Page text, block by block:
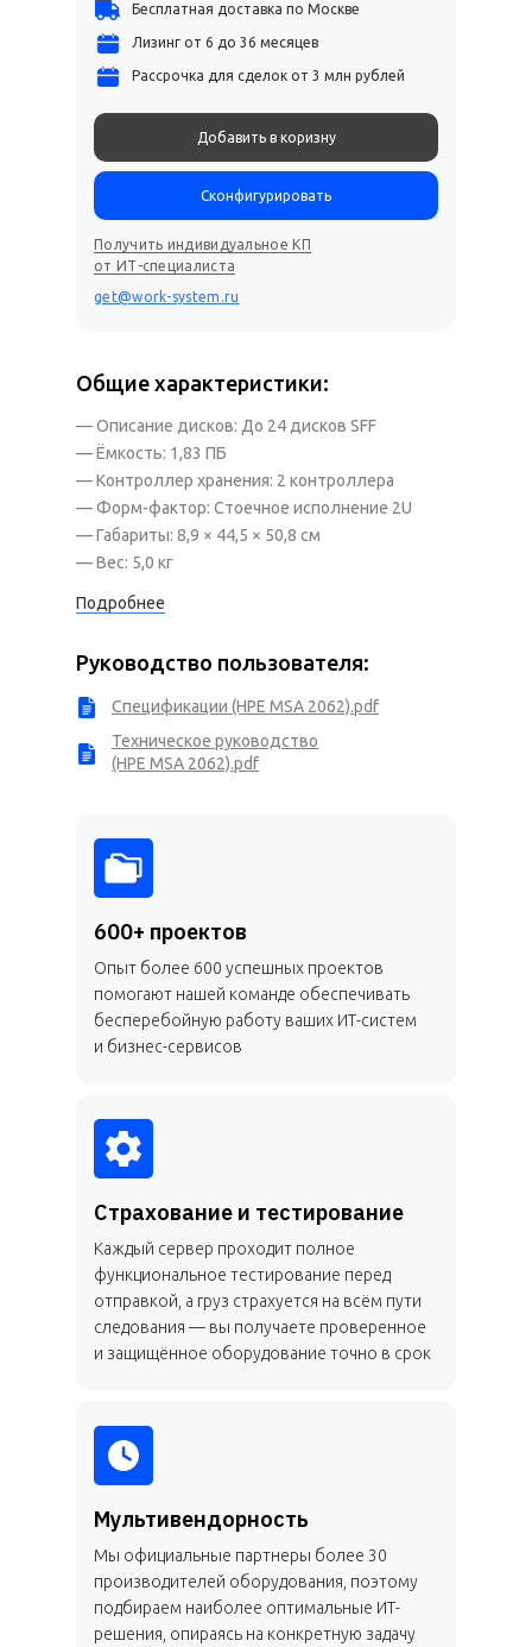
— Описание дисков: До 24 дисков SFF
— Ёмкость: 1,83 ПБ
— Контроллер хранения: 2 контроллера
— Форм-фактор: Стоечное исполнение 2U
— Габариты: 8,9 × 44,5 × 50,8 см
— Вес: 5,0 кг
Спецификации (HPE MSA 2062).pdf
Техническое руководство
(HPE MSA 2062).pdf
Подробнее
Общие характеристики:
Руководство пользователя:
Получить индивидуальное КП
от ИТ-специалиста
get@work-system.ru
Бесплатная доставка по Москве
Лизинг от 6 до 36 месяцев
Рассрочка для сделок от 3 млн рублей
Добавить в коризну
Сконфигурировать
600+ проектов
Опыт более 600 успешных проектов
помогают нашей команде обеспечивать
бесперебойную работу ваших ИТ-систем
и бизнес-сервисов
Страхование и тестирование
Каждый сервер проходит полное
функциональное тестирование перед
отправкой, а груз страхуется на всём пути
следования — вы получаете проверенное
и защищённое оборудование точно в срок
Мультивендорность
Мы официальные партнеры более 30
производителей оборудования, поэтому
подбираем наиболее оптимальные ИТ-
решения, опираясь на конкретную задачу